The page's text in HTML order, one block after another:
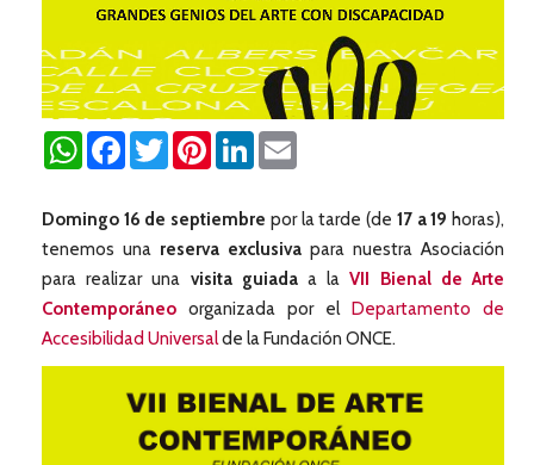
WhatsAppFacebookTwitterPinterestLinkedIn
Domingo 16 de septiembre por la tarde (de 17 a 19 horas),
tenemos una reserva exclusiva para nuestra Asociación
para realizar una visita guiadaa laVII Bienal de Arte
Contemporáneo organizada por el Departamento de
Accesibilidad Universalde la Fundación ONCE.